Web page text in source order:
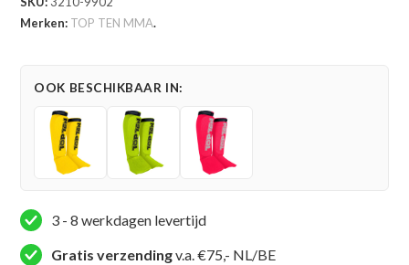
TEN
MMA
wreefbeschermer
Contender
aantal
Merken: TOP TEN MMA.
OOK BESCHIKBAAR IN:
3 - 8 werkdagen levertijd
Gratis verzendingv.a. €75,- NL/BE